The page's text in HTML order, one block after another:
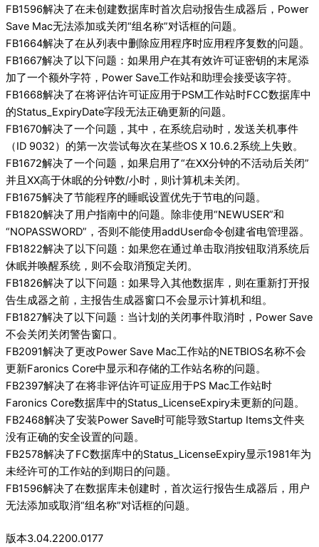
FB1596解决了在未创建数据库时首次启动报告生成器后，Power
Save Mac无法添加或关闭“组名称”对话框的问题。
FB1664解决了在从列表中删除应用程序时应用程序复数的问题。
FB1667解决了以下问题：如果用户在其有效许可证密钥的末尾添
加了一个额外字符，Power Save工作站和助理会接受该字符。
FB1668解决了在将评估许可证应用于PSM工作站时FCC数据库中
的Status_ExpiryDate字段无法正确更新的问题。
FB1670解决了一个问题，其中，在系统启动时，发送关机事件
（ID 9032）的第一次尝试每次在某些OS X 10.6.2系统上失败。
FB1672解决了一个问题，如果启用了“在XX分钟的不活动后关闭”
并且XX高于休眠的分钟数/小时，则计算机未关闭。
FB1675解决了节能程序的睡眠设置优先于节电的问题。
FB1820解决了用户指南中的问题。除非使用“NEWUSER”和
“NOPASSWORD”，否则不能使用addUser命令创建省电管理器。
FB1822解决了以下问题：如果您在通过单击取消按钮取消系统后
休眠并唤醒系统，则不会取消预定关闭。
FB1826解决了以下问题：如果导入其他数据库，则在重新打开报
告生成器之前，主报告生成器窗口不会显示计算机和组。
FB1827解决了以下问题：当计划的关闭事件取消时，Power Save
不会关闭关闭警告窗口。
FB2091解决了更改Power Save Mac工作站的NETBIOS名称不会
更新Faronics Core中显示和存储的工作站名称的问题。
FB2397解决了在将非评估许可证应用于PS Mac工作站时
Faronics Core数据库中的Status_LicenseExpiry未更新的问题。
FB2468解决了安装Power Save时可能导致Startup Items文件夹
没有正确的安全设置的问题。
FB2578解决了FC数据库中的Status_LicenseExpiry显示1981年为
未经许可的工作站的到期日的问题。
FB1596解决了在数据库未创建时，首次运行报告生成器后，用户
无法添加或取消“组名称”对话框的问题。
版本3.04.2200.0177